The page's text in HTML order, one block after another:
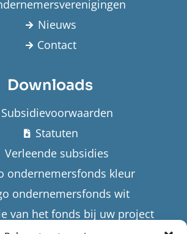
Nieuws
Contact
Downloads
Subsidievoorwaarden
Statuten
Verleende subsidies
ondernemersfonds kleur
ondernemersfonds wit
van het fonds bij uw project